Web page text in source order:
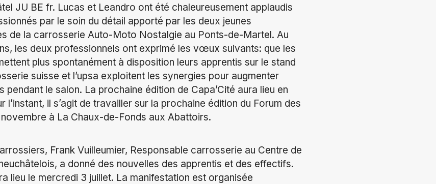
JU BE fr. Lucas et Leandro ont été chaleureusement applaudis
par le soin du détail apporté par les deux jeunes
de la carrosserie Auto-Moto Nostalgie au Ponts-de-Martel. Au
les deux professionnels ont exprimé les vœux suivants: que les
plus spontanément à disposition leurs apprentis sur le stand
suisse et l’upsa exploitent les synergies pour augmenter
pendant le salon. La prochaine édition de Capa’Cité aura lieu en
il s’agit de travailler sur la prochaine édition du Forum des
à La Chaux-de-Fonds aux Abattoirs.
Frank Vuilleumier, Responsable carrosserie au Centre de
a donné des nouvelles des apprentis et des effectifs.
lieu le mercredi 3 juillet. La manifestation est organisée